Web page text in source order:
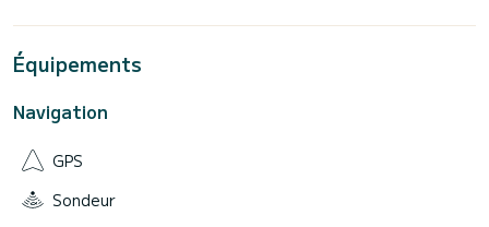
Équipements
Navigation
GPS
Sondeur